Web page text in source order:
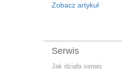
Zobacz artykuł
Serwis
Jak działa serwis